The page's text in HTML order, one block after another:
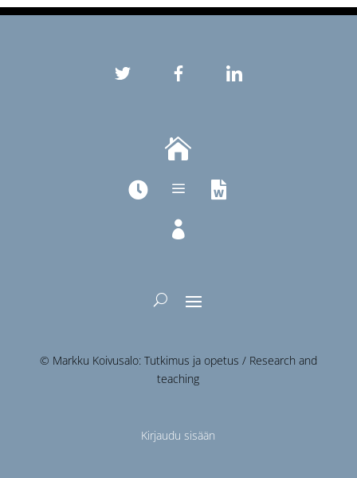
a




© Markku Koivusalo: Tutkimus ja opetus / Research and
teaching
Kirjaudu sisään